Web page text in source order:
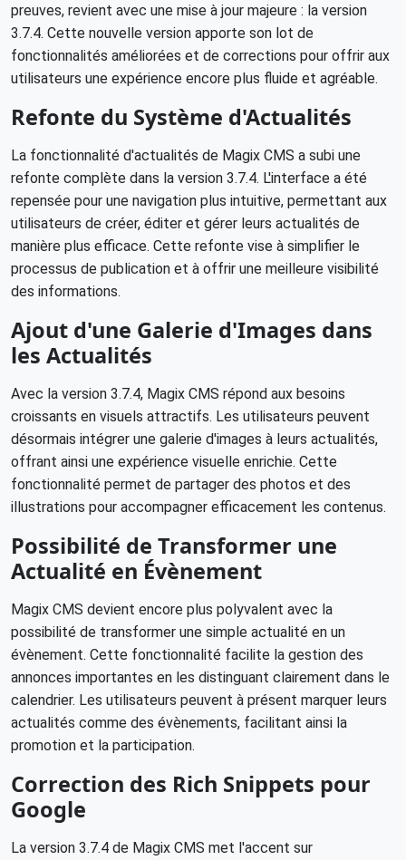
preuves, revient avec une mise à jour majeure : la version
3.7.4. Cette nouvelle version apporte son lot de
fonctionnalités améliorées et de corrections pour offrir aux
utilisateurs une expérience encore plus fluide et agréable.
Refonte du Système d'Actualités
La fonctionnalité d'actualités de Magix CMS a subi une
refonte complète dans la version 3.7.4. L'interface a été
repensée pour une navigation plus intuitive, permettant aux
utilisateurs de créer, éditer et gérer leurs actualités de
manière plus efficace. Cette refonte vise à simplifier le
processus de publication et à offrir une meilleure visibilité
des informations.
Ajout d'une Galerie d'Images dans
les Actualités
Avec la version 3.7.4, Magix CMS répond aux besoins
croissants en visuels attractifs. Les utilisateurs peuvent
désormais intégrer une galerie d'images à leurs actualités,
offrant ainsi une expérience visuelle enrichie. Cette
fonctionnalité permet de partager des photos et des
illustrations pour accompagner efficacement les contenus.
Possibilité de Transformer une
Actualité en Évènement
Magix CMS devient encore plus polyvalent avec la
possibilité de transformer une simple actualité en un
évènement. Cette fonctionnalité facilite la gestion des
annonces importantes en les distinguant clairement dans le
calendrier. Les utilisateurs peuvent à présent marquer leurs
actualités comme des évènements, facilitant ainsi la
promotion et la participation.
Correction des Rich Snippets pour
Google
La version 3.7.4 de Magix CMS met l'accent sur